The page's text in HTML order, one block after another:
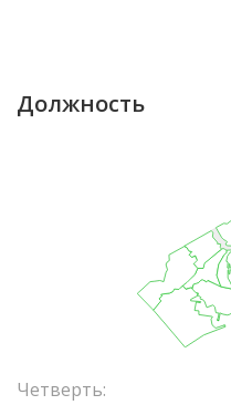
Должность
Четверть: